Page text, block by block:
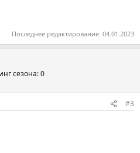
Последнее редактирование: 04.01.2023
сезона: 0
#3